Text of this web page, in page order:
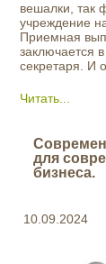
вешалки, так
учреждение
Приемная
заключается
секретаря. И
Читать...
для
бизнеса.
10.09.2024